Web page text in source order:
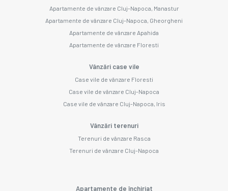
Apartamente de vânzare Cluj-Napoca, Manastur
Apartamente de vânzare Cluj-Napoca, Gheorgheni
Apartamente de vânzare Apahida
Apartamente de vânzare Floresti
Vânzări case vile
Case vile de vânzare Floresti
Case vile de vânzare Cluj-Napoca
Case vile de vânzare Cluj-Napoca, Iris
Vânzări terenuri
Terenuri de vânzare Rasca
Terenuri de vânzare Cluj-Napoca
Apartamente de închiriat